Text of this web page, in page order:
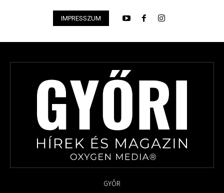
IMPRESSZUM
GYŐR